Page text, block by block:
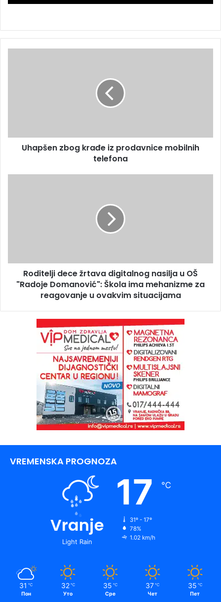
Uhapšen zbog krađe iz prodavnice mobilnih
telefona
Roditelji dece žrtava digitalnog nasilja u OŠ
"Radoje Domanović": Škola ima mehanizme za
reagovanje u ovakvim situacijama
VREMENSKA PROGNOZA
Vranje
Light Rain
17 ℃
31º - 17º
78%
1.02 km/h
31 ℃
Пон
32 ℃
Уто
35 ℃
Сре
37 ℃
Чет
35 ℃
Пет